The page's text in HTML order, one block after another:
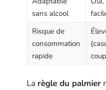
sans alcool
Risque de
consommation
rapide
La règle du palmier